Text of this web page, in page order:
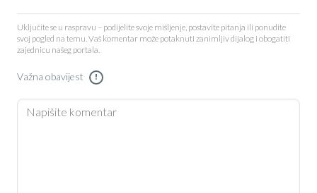
Uključite se u raspravu – podijelite svoje mišljenje, postavite pitanja ili ponudite
svoj pogled na temu. Vaš komentar može potaknuti zanimljiv dijalog i obogatiti
zajednicu našeg portala.
Važna obavijest !